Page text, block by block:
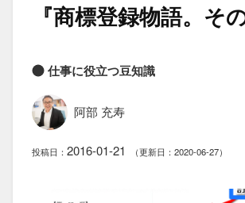
『商標登録物語。​そ
仕事に役立つ豆知識
阿部 充寿
投稿日： 2016-01-21 （更新日：2020-06-27）